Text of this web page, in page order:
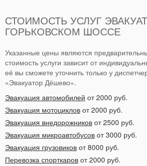
СТОИМОСТЬ УСЛУГ
ГОРЬКОВСКОМ ШОССЕ
Указанные цены являются
стоимость услуги зависит от
её вы сможете уточнить только у
«Эвакуатор Дёшево».
Эвакуация автомобилей от 2000 руб.
Эвакуация мотоциклов от 2000 руб.
Эвакуация внедорожников от 2500 руб.
Эвакуация микроавтобусов от 3000 руб.
Эвакуация грузовиков от 8000 руб.
Перевозка спорткаров от 2000 руб.